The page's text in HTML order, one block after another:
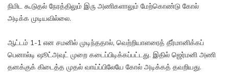
நிமிட கூடுதல் நேரத்திலும் இரு அணிகளாலும் மேற்கொண்டு கோல்
அடிக்க முடியவில்லை.
ஆட்டம் 1-1 என சமனில் முடிந்ததால், வெற்றியாளரைத் தீர்மானிக்கப்
பெனால்டி ஷூட்அவுட் முறை கடைப்பிடிக்கப்பட்டது. இதில் ஜெர்மனி அணி
தனக்குக் கிடைத்த முதல் வாய்ப்பிலேயே கோல் அடிக்கத் தவறியது.